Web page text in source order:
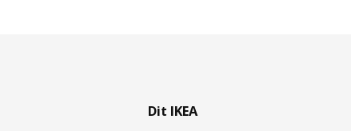
Dit IKEA